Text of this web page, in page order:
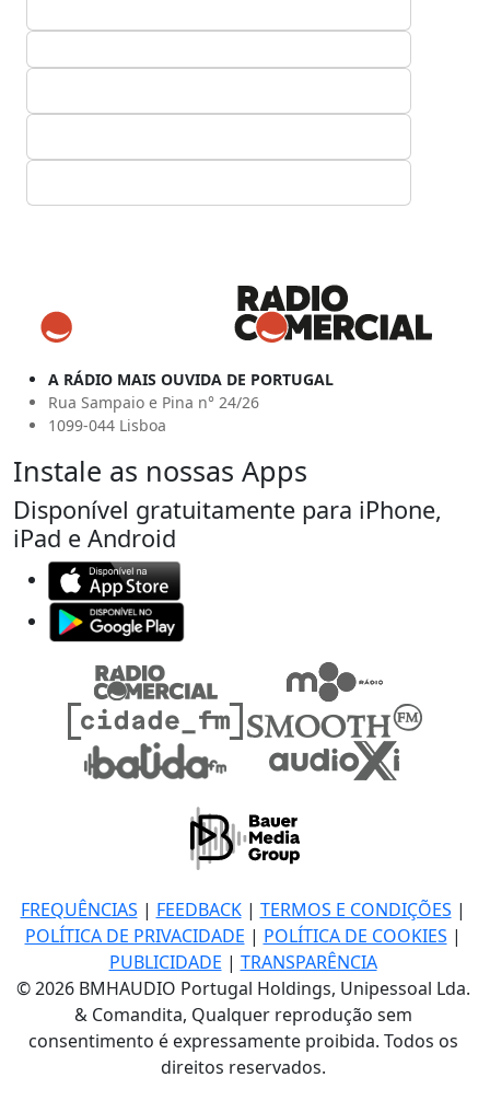
A RÁDIO MAIS OUVIDA DE PORTUGAL
Rua Sampaio e Pina n° 24/26
1099-044 Lisboa
Instale as nossas Apps
Disponível gratuitamente para iPhone,
iPad e Android
FREQUÊNCIAS | FEEDBACK| TERMOS E CONDIÇÕES |
POLÍTICA DE PRIVACIDADE | POLÍTICA DE COOKIES |
PUBLICIDADE | TRANSPARÊNCIA
© 2026 BMHAUDIO Portugal Holdings, Unipessoal Lda.
& Comandita, Qualquer reprodução sem
consentimento é expressamente proibida. Todos os
direitos reservados.